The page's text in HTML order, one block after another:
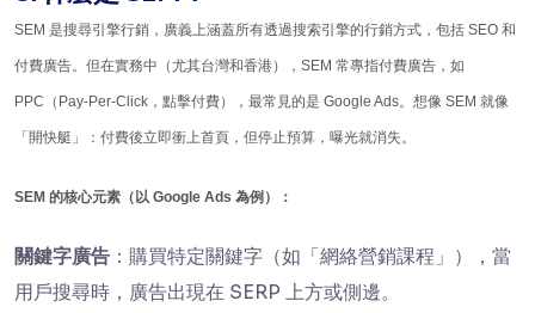
SEM 是搜尋引擎行銷，廣義上涵蓋所有透過搜索引擎的行銷方式，包括 SEO 和
付費廣告。但在實務中（尤其台灣和香港），SEM 常專指付費廣告，如
PPC（Pay-Per-Click，點擊付費），最常見的是 Google Ads。想像 SEM 就像
「開快艇」：付費後立即衝上首頁，但停止預算，曝光就消失。
SEM 的核心元素（以 Google Ads 為例）：
關鍵字廣告 ：購買特定關鍵字（如「網絡營銷課程」），當
用戶搜尋時，廣告出現在 SERP 上方或側邊。